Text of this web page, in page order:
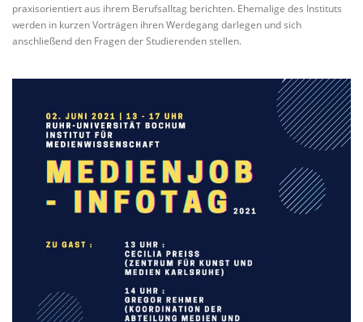
praxisorientiert aus ihrem Berufsalltag berichten. Ehemalige des Instituts
werden in kurzen Vorträgen ihren Werdegang darlegen und sich
anschließend den Fragen der Studierenden stellen.